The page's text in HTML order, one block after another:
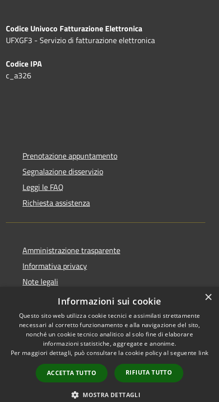
Codice Univoco Fatturazione Elettronica
UFXGF3 - Servizio di fatturazione elettronica
Codice IPA
c_a326
Prenotazione appuntamento
Segnalazione disservizio
Leggi le FAQ
Richiesta assistenza
Amministrazione trasparente
Informativa privacy
Note legali
Dichiarazione di accessibilità
Accessibilità
Copyright © 2026 • Comune di
Aosta • Powered by
Municipium•
Accesso
redazione
×
Informazioni sui cookie
Questo sito web utilizza cookie tecnici e assimilati strettamente
necessari al corretto funzionamento e alla navigazione del sito,
nonché un cookie tecnico analitico al solo fine di elaborare
informazioni statistiche, aggregate e anonime.
Per maggiori dettagli, può consultare la cookie policy al seguente link
ACCETTA TUTTO RIFIUTA TUTTO
MOSTRA DETTAGLI